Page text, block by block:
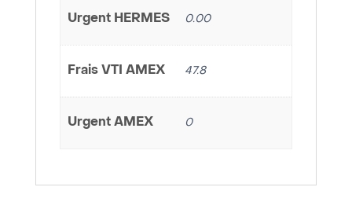
Urgent HERMES 0.00
Frais VTI AMEX 47.8
Urgent AMEX 0